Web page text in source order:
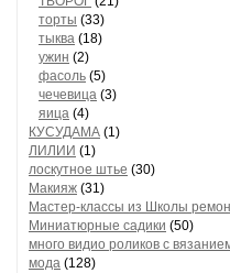
торты (33)
тыква (18)
ужин (2)
фасоль (5)
чечевица (3)
яица (4)
КУСУДАМА (1)
ЛИЛИИ (1)
лоскутное штье (30)
Макияж (31)
Мастер-классы из Школы
Миниатюрные садики (50)
много видио роликов с
мода (128)